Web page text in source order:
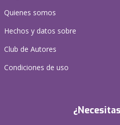
Quienes somos
Hechos y datos sobre
Club de Autores
Condiciones de uso